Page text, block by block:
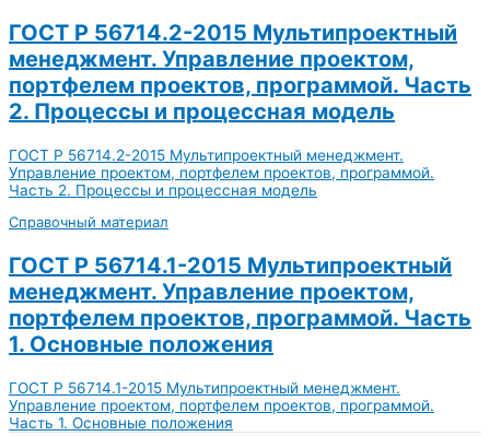
ГОСТ Р 56714.2-2015 Мультипроектный
менеджмент. Управление проектом,
портфелем проектов, программой. Часть
2. Процессы и процессная модель
ГОСТ Р 56714.2-2015 Мультипроектный менеджмент.
Управление проектом, портфелем проектов, программой.
Часть 2. Процессы и процессная модель
Справочный материал
ГОСТ Р 56714.1-2015 Мультипроектный
менеджмент. Управление проектом,
портфелем проектов, программой. Часть
1. Основные положения
ГОСТ Р 56714.1-2015 Мультипроектный менеджмент.
Управление проектом, портфелем проектов, программой.
Часть 1. Основные положения